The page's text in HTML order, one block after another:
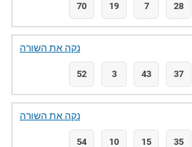
70 19 7 28
52 3 43 37
נקה את השורה
54 10 15 35
נקה את השורה